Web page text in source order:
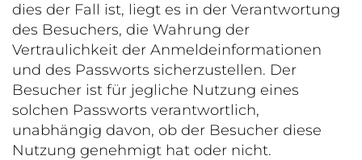
dies der Fall ist, liegt es in der Verantwortung
des Besuchers, die Wahrung der
Vertraulichkeit der Anmeldeinformationen
und des Passworts sicherzustellen. Der
Besucher ist für jegliche Nutzung eines
solchen Passworts verantwortlich,
unabhängig davon, ob der Besucher diese
Nutzung genehmigt hat oder nicht.